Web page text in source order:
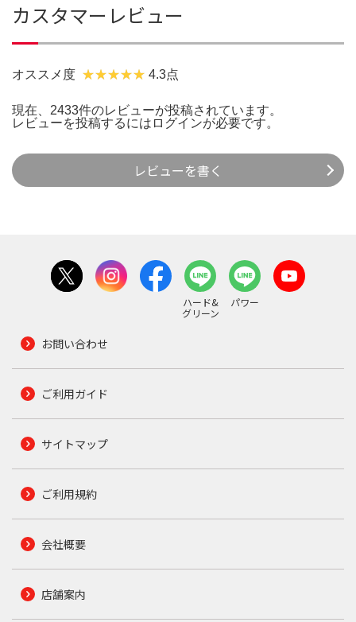
カスタマーレビュー
オススメ度 4.3点
現在、2433件のレビューが投稿されています。
レビューを投稿するには ログインが必要です。
レビューを書く
ハード&
グリーン
パワー
お問い合わせ
ご利用ガイド
サイトマップ
ご利用規約
会社概要
店舗案内